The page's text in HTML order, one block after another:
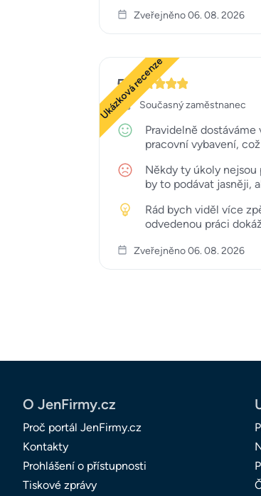
Zveřejněno 06. 08. 2026
Ukázková recenze
5
Současný zaměstnanec
Pravidelně
pracovní vybavení,
Někdy ty úkoly nejsou
by to podávat jasněji,
Rád bych viděl více
odvedenou práci
Zveřejněno 06. 08. 2026
O JenFirmy.cz
Proč portál JenFirmy.cz
Kontakty
Prohlášení o přístupnosti
Tiskové zprávy